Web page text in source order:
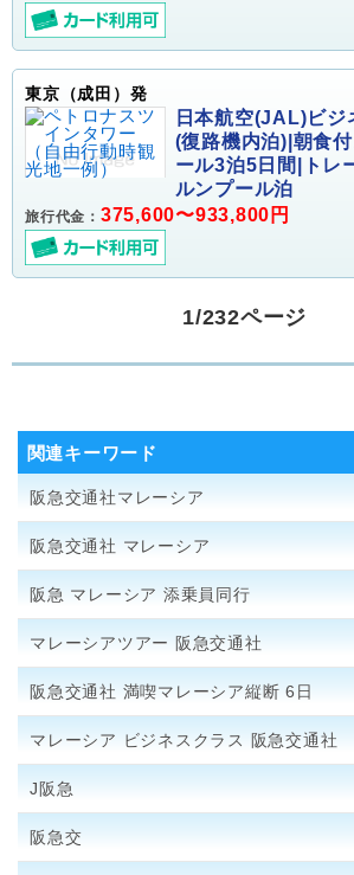
東京（成田）発
日本航空(JAL)ビジ
(復路機内泊)|朝食
ール3泊5日間|トレ
ルンプール泊
旅行代金： 375,600〜933,800円
1/232ページ
関連キーワード
阪急交通社マレーシア
阪急交通社 マレーシア
阪急 マレーシア 添乗員同行
マレーシアツアー 阪急交通社
阪急交通社 満喫マレーシア縦断 6日
マレーシア ビジネスクラス 阪急交通社
J阪急
阪急交